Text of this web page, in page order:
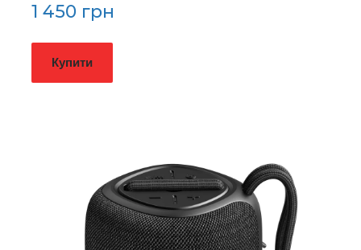
1 450 грн
Купити